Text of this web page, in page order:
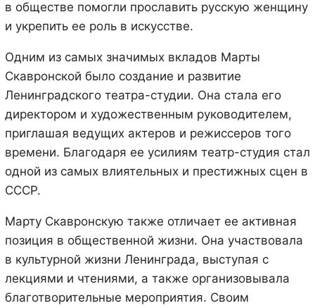
в обществе помогли прославить русскую женщину
и укрепить ее роль в искусстве.
Одним из самых значимых вкладов Марты
Скавронской было создание и развитие
Ленинградского театра-студии. Она стала его
директором и художественным руководителем,
приглашая ведущих актеров и режиссеров того
времени. Благодаря ее усилиям театр-студия стал
одной из самых влиятельных и престижных сцен в
СССР.
Марту Скавронскую также отличает ее активная
позиция в общественной жизни. Она участвовала
в культурной жизни Ленинграда, выступая с
лекциями и чтениями, а также организовывала
благотворительные мероприятия. Своим